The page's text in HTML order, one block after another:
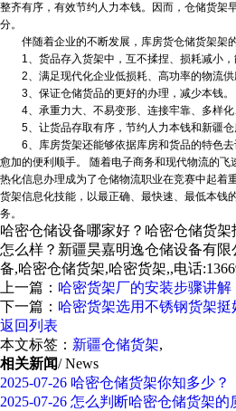
整齐有序，有效节约人力本钱。因而，仓储货架
分。
伴随着企业的不断发展，库房货仓储货架架
1、货品存入货架中，互不揉捏、损耗减小，
2、满足现代化企业低损耗、高功率的物流供
3、保证仓储货品的更好的办理，减少本钱。
4、承重力大、不易变形、连接牢靠、多样化
5、让货品存取有序，节约人力本钱和新疆
6、库房货架还能够依据库房和货品的特色去
愈加的便利顺手。 随着电子商务和现代物流的飞
热化信息办理成为了仓储物流职业在竞赛中起着
货架信息化技能，以最正确、最快速、最低本钱
务。
哈密仓储设备哪家好？哈密仓储货
怎么样？新疆昊嘉明逸仓储设备有
备,哈密仓储货架,哈密货架,,电话
上一篇： 哈密货架厂的安装步骤讲解
下一篇： 哈密货架选用不锈钢货架挺
返回列表
本文标签： 新疆仓储货架,
相关新闻/ News
2025-07-26 哈密仓储货架你知多少？
2025-07-26 怎么判断哈密仓储货架的